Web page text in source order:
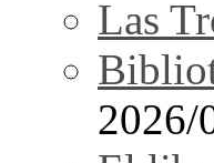
Las
2026/